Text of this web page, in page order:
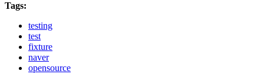
Tags:
testing
test
fixture
naver
opensource